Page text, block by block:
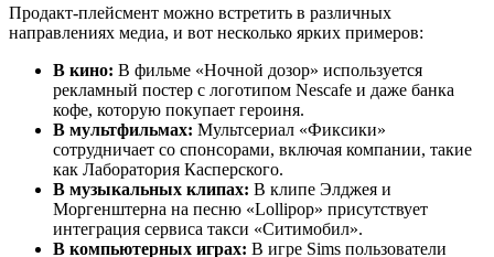
Продакт-плейсмент можно встретить в различных
направлениях медиа, и вот несколько ярких примеров:
В кино: В фильме «Ночной дозор» используется
рекламный постер с логотипом Nescafe и даже банка
кофе, которую покупает героиня.
В мультфильмах: Мультсериал «Фиксики»
сотрудничает со спонсорами, включая компании, такие
как Лаборатория Касперского.
В музыкальных клипах: В клипе Элджея и
Моргенштерна на песню «Lollipop» присутствует
интеграция сервиса такси «Ситимобил».
В компьютерных играх: В игре Sims пользователи